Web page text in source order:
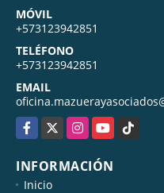
MÓVIL
+573123942851
TELÉFONO
+573123942851
EMAIL
Facebook
X InstagramYouTubeTikTok
INFORMACIÓN
Inicio